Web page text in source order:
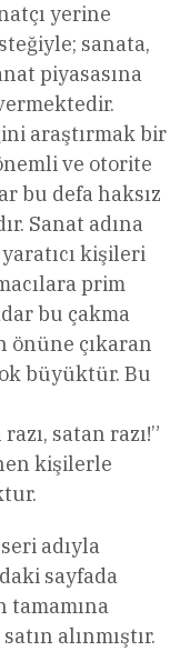
yerine
sanata,
piyasasına
araştırmak bir
ve otorite
bu defa haksız
Sanat adına
kişileri
prim
bu çakma
önüne çıkaran
büyüktür. Bu
satan razı!”
kişilerle
adıyla
sayfada
tamamına
alınmıştır.